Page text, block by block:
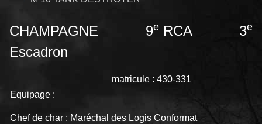
CHAMPAGNE 9eRCA 3e
Escadron
matricule : 430-331
Equipage :
Chef de char : Maréchal des Logis Conformat